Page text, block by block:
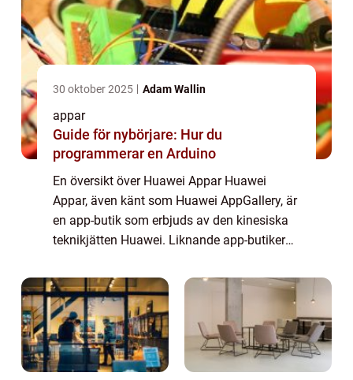
30 oktober 2025 Adam Wallin
appar
Guide för nybörjare: Hur du
programmerar en Arduino
En översikt över Huawei Appar Huawei
Appar, även känt som Huawei AppGallery, är
en app-butik som erbjuds av den kinesiska
teknikjätten Huawei. Liknande app-butiker
erbjuder den ett brett utbud av applikation...